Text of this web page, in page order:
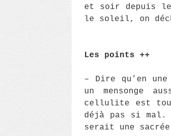
et soir depuis
le soleil, on
Les points ++
– Dire qu’en
un mensonge
cellulite est
déjà pas si mal.
serait une